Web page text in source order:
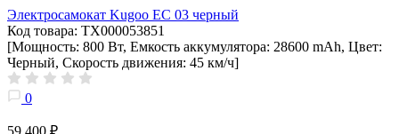
Электросамокат Kugoo EC 03 черный
Код товара: ТХ000053851
[Мощность: 800 Вт, Емкость аккумулятора: 28600 mAh, Цвет:
Черный, Скорость движения: 45 км/ч]
0
59 400 ₽